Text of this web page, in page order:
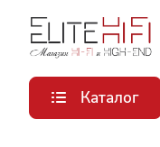
Каталог